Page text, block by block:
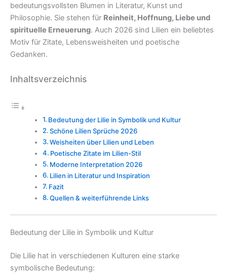
bedeutungsvollsten Blumen in Literatur, Kunst und
Philosophie. Sie stehen für Reinheit, Hoffnung, Liebe und
spirituelle Erneuerung. Auch 2026 sind Lilien ein beliebtes
Motiv für Zitate, Lebensweisheiten und poetische
Gedanken.
Inhaltsverzeichnis
Bedeutung der Lilie in Symbolik und Kultur
Schöne Lilien Sprüche 2026
Weisheiten über Lilien und Leben
Poetische Zitate im Lilien-Stil
Moderne Interpretation 2026
Lilien in Literatur und Inspiration
Fazit
Quellen & weiterführende Links
Bedeutung der Lilie in Symbolik und Kultur
Die Lilie hat in verschiedenen Kulturen eine starke
symbolische Bedeutung: